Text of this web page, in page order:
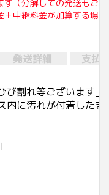
（分解しての発送もご
中継料金が加算する場
発送詳細
支払
び割れ等ございます」
内に汚れが付着した